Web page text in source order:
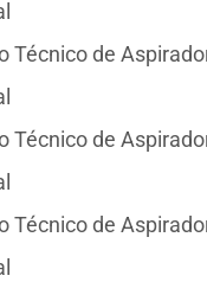
Técnico de
Técnico de
Técnico de